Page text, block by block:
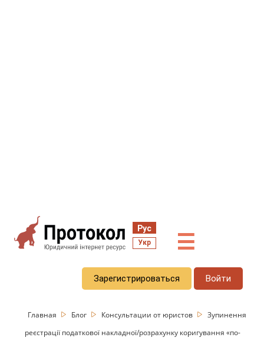
Рус
Укр ☰
Зарегистрироваться Войти
Главная Блог Консультации от юристов
Зупинення
реєстрації податкової накладної/розрахунку коригування «по-